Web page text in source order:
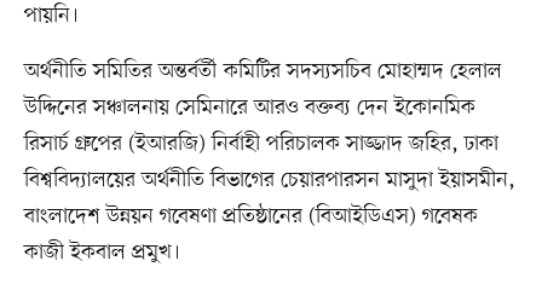
পায়নি।
অর্থনীতি সমিতির অন্তর্বর্তী কমিটির সদস্যসচিব মোহাম্মদ হেলাল
উদ্দিনের সঞ্চালনায় সেমিনারে আরও বক্তব্য দেন ইকোনমিক
রিসার্চ গ্রুপের (ইআরজি) নির্বাহী পরিচালক সাজ্জাদ জহির, ঢাকা
বিশ্ববিদ্যালয়ের অর্থনীতি বিভাগের চেয়ারপারসন মাসুদা ইয়াসমীন,
বাংলাদেশ উন্নয়ন গবেষণা প্রতিষ্ঠানের (বিআইডিএস) গবেষক
কাজী ইকবাল প্রমুখ।